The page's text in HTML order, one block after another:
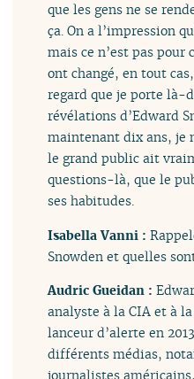
que les gens ne se
ça. On a l’impression
mais ce n’est pas pour
ont changé, en tout
regard que je porte là-
révélations d’Edward
maintenant dix ans, je
le grand public ait
questions-là, que le
ses habitudes.
Isabella Vanni :
Snowden et quelles
Audric Gueidan :
analyste à la CIA et à
lanceur d’alerte en
différents médias,
journalistes